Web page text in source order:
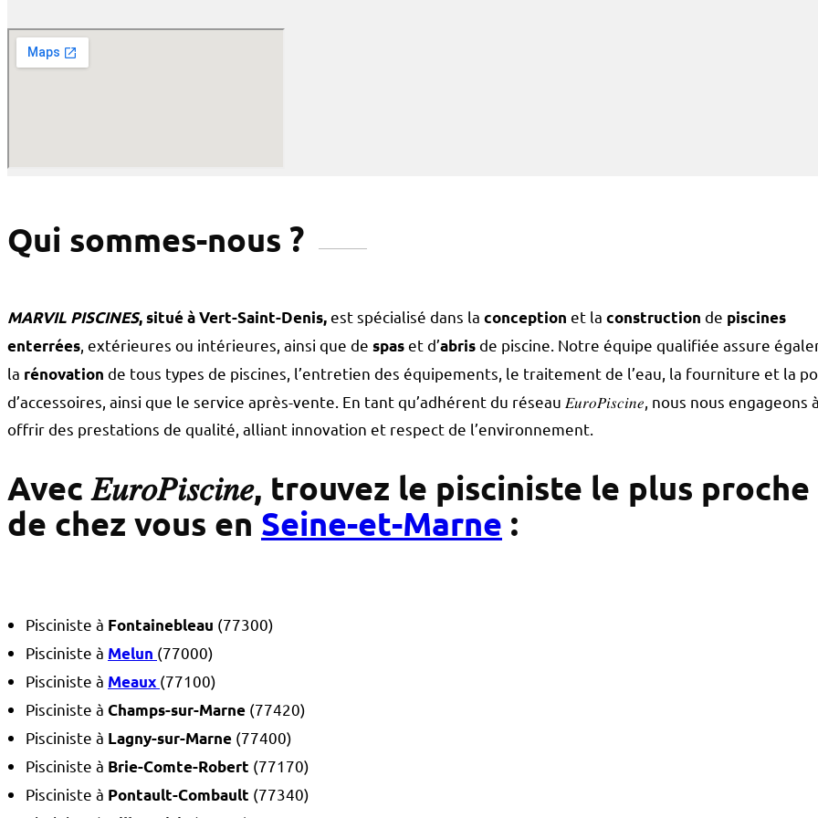
Qui sommes-nous ?
MARVIL PISCINES, situé à Vert-Saint-Denis,est spécialisé dans la conception et la construction de piscines
enterrées , extérieures ou intérieures, ainsi que de spaset d’abrisde piscine. Notre équipe qualifiée assure
la rénovation de tous types de piscines, l’entretien des équipements, le traitement de l’eau, la fourniture et la
d’accessoires, ainsi que le service après-vente. En tant qu’adhérent du réseau 𝐸𝑢𝑟𝑜𝑃𝑖𝑠𝑐𝑖𝑛𝑒, nous nous engageons à
offrir des prestations de qualité, alliant innovation et respect de l’environnement.
Avec 𝐸𝑢𝑟𝑜𝑃𝑖𝑠𝑐𝑖𝑛𝑒, trouvez le pisciniste le plus proche
de chez vous en Seine-et-Marne :
Pisciniste à Fontainebleau (77300)
Pisciniste à Melun (77000)
Pisciniste à Meaux (77100)
Pisciniste à Champs-sur-Marne (77420)
Pisciniste à Lagny-sur-Marne (77400)
Pisciniste à Brie-Comte-Robert (77170)
Pisciniste à Pontault-Combault (77340)